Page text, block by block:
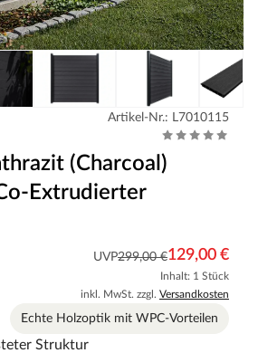
Artikel-Nr.: L7010115
(Charcoal)
Extrudierter
UVP299,00 €129,00 €
Inhalt: 1 Stück
inkl. MwSt. zzgl. Versandkosten
Echte Holzoptik mit WPC-Vorteilen
Struktur